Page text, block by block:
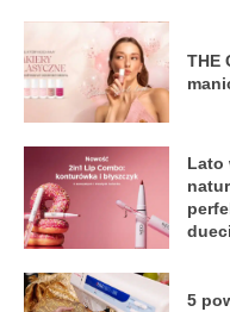
THE
Lato
5